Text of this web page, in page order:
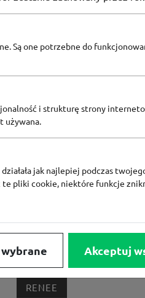
MODIVO HEBE
CCC SMYK
4F OLEOLE!
ALLEGRO PAY
BIEDRONKA HOME
RENEE
Są one potrzebne do
i strukturę strony
używana.
jak najlepiej podczas
pliki cookie, niektóre funkcje
Akceptuj